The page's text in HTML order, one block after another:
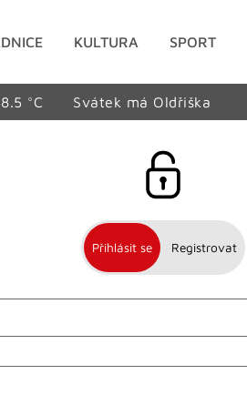
KULTURA SPORT
°C Svátek má Oldřiška
Přihlásit se Registrovat